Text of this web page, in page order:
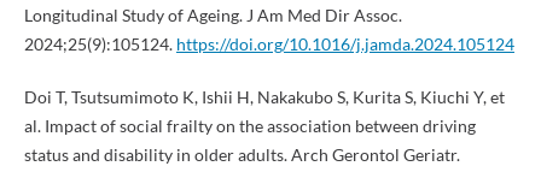
Longitudinal Study of Ageing. J Am Med Dir Assoc.
2024;25(9):105124. https://doi.org/10.1016/j.jamda.2024.105124
Doi T, Tsutsumimoto K, Ishii H, Nakakubo S, Kurita S, Kiuchi Y, et
al. Impact of social frailty on the association between driving
status and disability in older adults. Arch Gerontol Geriatr.